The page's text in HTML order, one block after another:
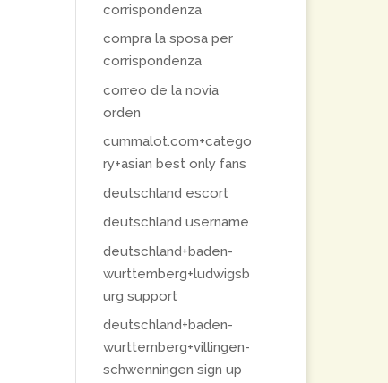
corrispondenza
compra la sposa per
corrispondenza
correo de la novia
orden
cummalot.com+catego
ry+asian best only fans
deutschland escort
deutschland username
deutschland+baden-
wurttemberg+ludwigsb
urg support
deutschland+baden-
wurttemberg+villingen-
schwenningen sign up